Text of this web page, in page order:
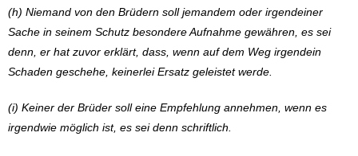
(h) Niemand von den Brüdern soll jemandem oder irgendeiner
Sache in seinem Schutz besondere Aufnahme gewähren, es sei
denn, er hat zuvor erklärt, dass, wenn auf dem Weg irgendein
Schaden geschehe, keinerlei Ersatz geleistet werde.
(i) Keiner der Brüder soll eine Empfehlung annehmen, wenn es
irgendwie möglich ist, es sei denn schriftlich.